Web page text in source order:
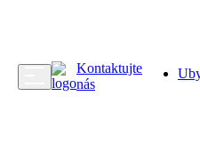
Kontaktujte
nás